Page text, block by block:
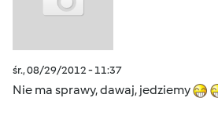
śr., 08/29/2012 - 11:37
Nie ma sprawy, dawaj, jedziemy